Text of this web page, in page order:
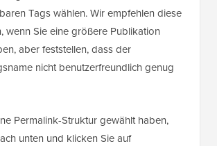
Tags wählen. Wir empfehlen diese
wenn Sie eine größere Publikation
aber feststellen, dass der
nicht benutzerfreundlich genug
Permalink-Struktur gewählt haben,
unten und klicken Sie auf